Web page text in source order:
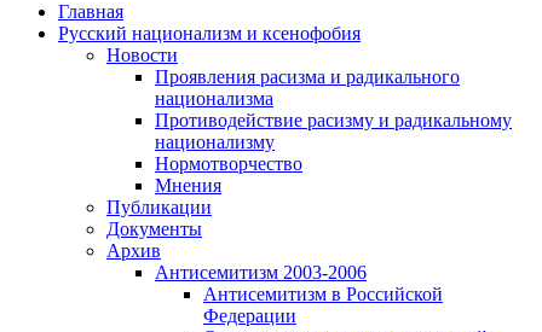
Главная
Русский национализм и ксенофобия
Новости
Проявления расизма и радикального
национализма
Противодействие расизму и радикальному
национализму
Нормотворчество
Мнения
Публикации
Документы
Архив
Антисемитизм 2003-2006
Антисемитизм в Российской
Федерации